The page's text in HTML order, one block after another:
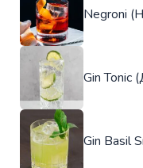
Negroni
Gin Tonic
Gin Basil